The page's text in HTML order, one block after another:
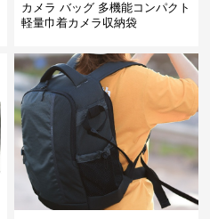
カメラ バッグ 多機能コンパクト
軽量巾着カメラ収納袋